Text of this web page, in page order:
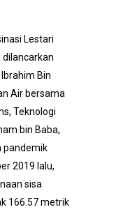
Lestari
Ibrahim Bin
Air bersama
Teknologi
bin Baba,
pandemik
2019 lalu,
sisa
166.57 metrik